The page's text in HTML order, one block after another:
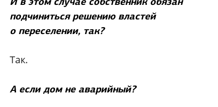
подчиниться решению властей
о переселении, так?
Так.
А если дом не аварийный?